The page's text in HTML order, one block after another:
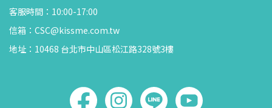
客服時間：10:00-17:00
信箱：CSC@kissme.com.tw
地址：10468 台北市中山區松江路328號3樓